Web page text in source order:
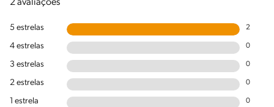
2 avaliações
5 estrelas 2
4 estrelas 0
3 estrelas 0
2 estrelas 0
1 estrela 0